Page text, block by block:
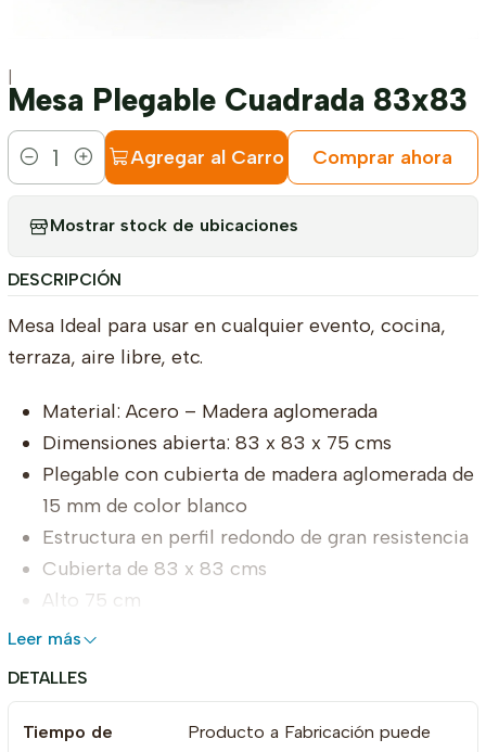
|
Mesa Plegable Cuadrada 83x83
Cantidad
Agregar al Carro Comprar ahora
Mostrar stock de ubicaciones
DESCRIPCIÓN
Mesa Ideal para usar en cualquier evento, cocina,
terraza, aire libre, etc.
Material: Acero – Madera aglomerada
Dimensiones abierta: 83 x 83 x 75 cms
Plegable con cubierta de madera aglomerada de
15 mm de color blanco
Estructura en perfil redondo de gran resistencia
Cubierta de 83 x 83 cms
Alto 75 cm
Leer más
DETALLES
Tiempo de
Producto a Fabricación puede